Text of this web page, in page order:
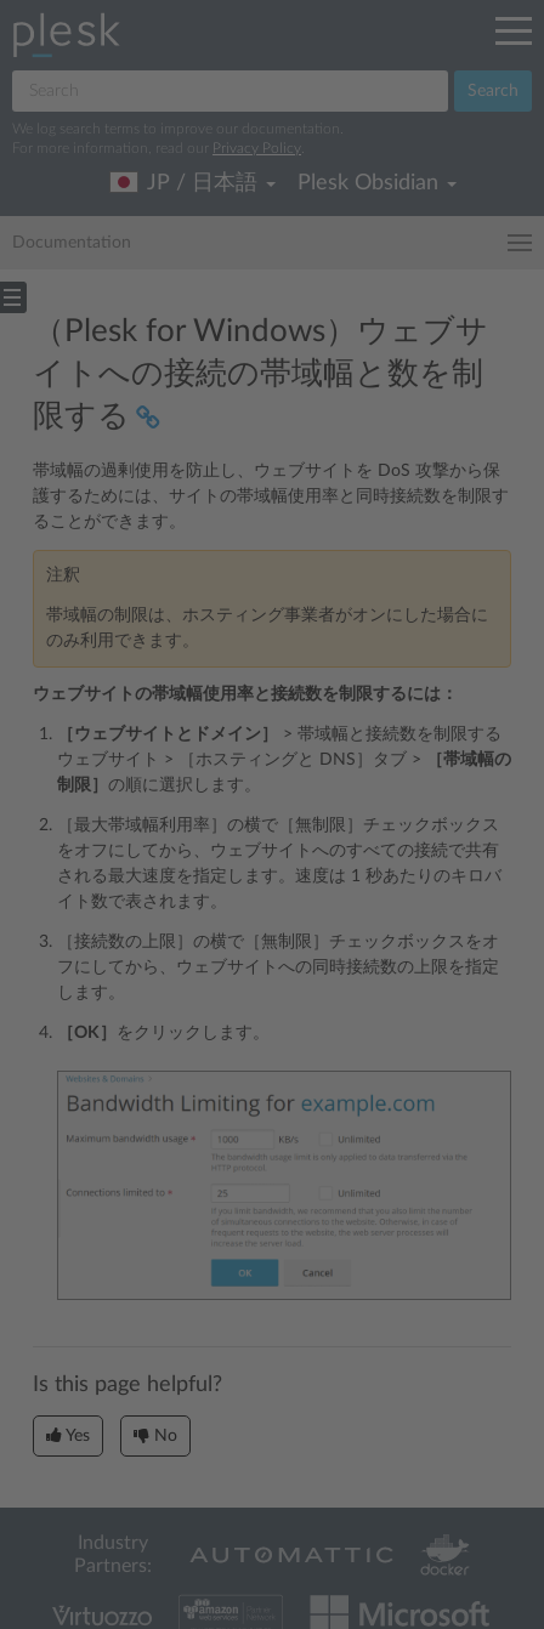
Search
We log search terms to improve our documentation.
For more information, read our
Privacy Policy
JP / 日本語 Plesk Obsidian
Documentation
（Plesk for Windows）ウェブサ
イトへの接続の帯域幅と数を制
限する
帯域幅の過剰使用を防止し、ウェブサイトを DoS 攻撃から保
護するためには、サイトの帯域幅使用率と同時接続数を制限す
ることができます。
注釈
帯域幅の制限は、ホスティング事業者がオンにした場合に
のみ利用できます。
ウェブサイトの帯域幅使用率と接続数を制限するには：
［ウェブサイトとドメイン］
> 帯域幅と接続数を制限する
ウェブサイト > ［ホスティングと DNS］タブ >
［帯域幅の
制限］ の順に選択します。
［最大帯域幅利用率］の横で［無制限］チェックボックス
をオフにしてから、ウェブサイトへのすべての接続で共有
される最大速度を指定します。速度は 1 秒あたりのキロバ
イト数で表されます。
［接続数の上限］の横で［無制限］チェックボックスをオ
フにしてから、ウェブサイトへの同時接続数の上限を指定
します。
［OK］ をクリックします。
Is this page helpful?
Yes No
Industry
Partners: